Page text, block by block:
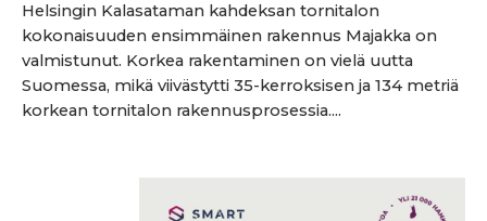
Helsingin Kalasataman kahdeksan tornitalon
kokonaisuuden ensimmäinen rakennus Majakka on
valmistunut. Korkea rakentaminen on vielä uutta
Suomessa, mikä viivästytti 35-kerroksisen ja 134 metriä
korkean tornitalon rakennusprosessia....